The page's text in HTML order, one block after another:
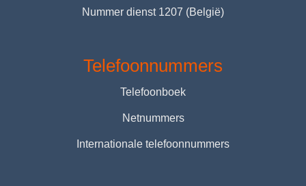
Nummer dienst 1207 (België)
Telefoonnummers
Telefoonboek
Netnummers
Internationale telefoonnummers